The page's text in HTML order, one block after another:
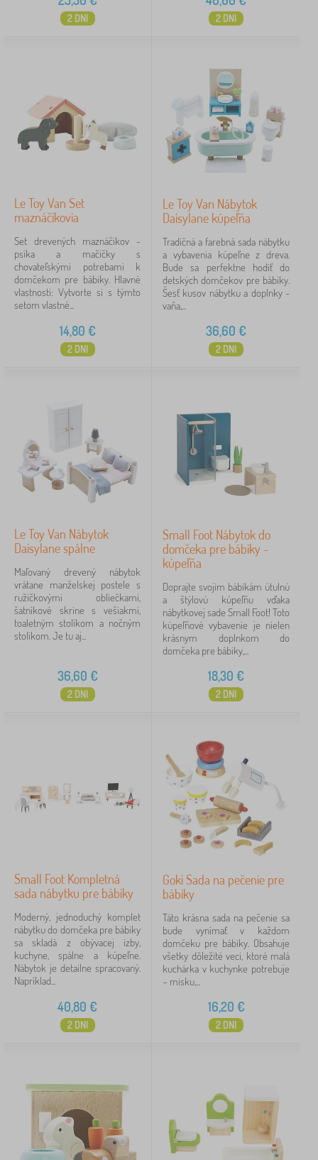
2 DNI 2 DNI
Le Toy Van Set
maznáčikovia
Set drevených maznáčikov -
psíka a mačičky s
chovateľskými potrebami k
domčekom pre bábiky. Hlavné
vlastnosti: Vytvorte si s týmto
setom vlastné...
14,80 €
2 DNI
Le Toy Van Nábytok
Daisylane kúpeľňa
Tradičná a farebná sada nábytku
a vybavenia kúpeľne z dreva.
Bude sa perfektne hodiť do
detských domčekov pre bábiky.
Šesť kusov nábytku a doplnky -
vaňa,...
36,60 €
2 DNI
Le Toy Van Nábytok
Daisylane spálne
Maľovaný drevený nábytok
vrátane manželskej postele s
ružičkovými obliečkami,
šatníkové skrine s vešiakmi,
toaletným stolíkom a nočným
stolíkom. Je tu aj...
36,60 €
2 DNI
Small Foot Nábytok do
domčeka pre bábiky -
kúpeľňa
Doprajte svojim bábikám útulnú
a štýlovú kúpeľňu vďaka
nábytkovej sade Small Foot! Toto
kúpeľňové vybavenie je nielen
krásnym doplnkom do
domčeka pre bábiky,...
18,30 €
2 DNI
Small Foot Kompletná
sada nábytku pre bábiky
Moderný, jednoduchý komplet
nábytku do domčeka pre bábiky
sa skladá z obývacej izby,
kuchyne, spálne a kúpeľne.
Nábytok je detailne spracovaný.
Napríklad...
40,80 €
2 DNI
Goki Sada na pečenie pre
bábiky
Táto krásna sada na pečenie sa
bude vynímať v každom
domčeku pre bábiky. Obsahuje
všetky dôležité veci, ktoré malá
kuchárka v kuchynke potrebuje
– misku,...
16,20 €
2 DNI